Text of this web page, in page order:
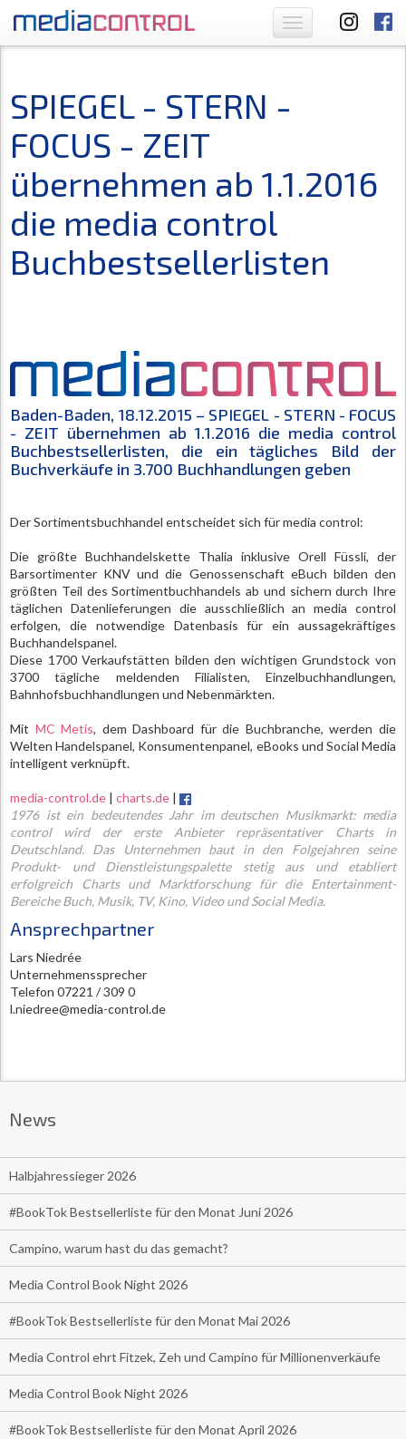
Toggle
navigation
SPIEGEL - STERN -
FOCUS - ZEIT
übernehmen ab 1.1.2016
die media control
Buchbestsellerlisten
Baden-Baden, 18.12.2015 – SPIEGEL - STERN - FOCUS
- ZEIT übernehmen ab 1.1.2016 die media control
Buchbestsellerlisten, die ein tägliches Bild der
Buchverkäufe in 3.700 Buchhandlungen geben
Der Sortimentsbuchhandel entscheidet sich für media control:
Die größte Buchhandelskette Thalia inklusive Orell Füssli, der
Barsortimenter KNV und die Genossenschaft eBuch bilden den
größten Teil des Sortimentbuchhandels ab und sichern durch Ihre
täglichen Datenlieferungen die ausschließlich an media control
erfolgen, die notwendige Datenbasis für ein aussagekräftiges
Buchhandelspanel.
Diese 1700 Verkaufstätten bilden den wichtigen Grundstock von
3700 tägliche meldenden Filialisten, Einzelbuchhandlungen,
Bahnhofsbuchhandlungen und Nebenmärkten.
Mit MC Metis, dem Dashboard für die Buchbranche, werden die
Welten Handelspanel, Konsumentenpanel, eBooks und Social Media
intelligent verknüpft.
media-control.de | charts.de |
1976 ist ein bedeutendes Jahr im deutschen Musikmarkt: media
control wird der erste Anbieter repräsentativer Charts in
Deutschland. Das Unternehmen baut in den Folgejahren seine
Produkt- und Dienstleistungspalette stetig aus und etabliert
erfolgreich Charts und Marktforschung für die Entertainment-
Bereiche Buch, Musik, TV, Kino, Video und Social Media.
Ansprechpartner
Lars Niedrée
Unternehmenssprecher
Telefon 07221 / 309 0
l.niedree@media-control.de
News
Halbjahressieger 2026
#BookTok Bestsellerliste für den Monat Juni 2026
Campino, warum hast du das gemacht?
Media Control Book Night 2026
#BookTok Bestsellerliste für den Monat Mai 2026
Media Control ehrt Fitzek, Zeh und Campino für Millionenverkäufe
Media Control Book Night 2026
#BookTok Bestsellerliste für den Monat April 2026